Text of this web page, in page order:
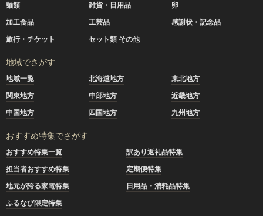
麺類
雑貨・日用品
卵
加工食品
工芸品
感謝状・記念品
旅行・チケット
セット類 その他
地域でさがす
地域一覧 北海道地方
東北地方
関東地方
中部地方
近畿地方
中国地方
四国地方 九州地方
おすすめ特集でさがす
おすすめ特集一覧
訳あり返礼品特集
担当者おすすめ特集
定期便特集
地元が誇る家電特集
日用品・消耗品特集
ふるなび限定特集